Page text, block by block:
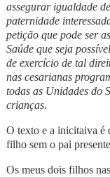
assegurar igualdade
paternidade
petição que pode ser
Saúde que seja
de exercício de tal
nas cesarianas
todas as Unidades do
crianças.
O texto e a inicitaiva é
filho sem o pai
Os meus dois filhos